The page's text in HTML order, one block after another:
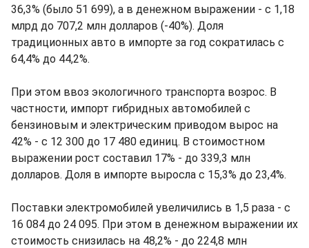
36,3% (было 51 699), а в денежном выражении - с 1,18
млрд до 707,2 млн долларов (-40%). Доля
традиционных авто в импорте за год сократилась с
64,4% до 44,2%.
При этом ввоз экологичного транспорта возрос. В
частности, импорт гибридных автомобилей с
бензиновым и электрическим приводом вырос на
42% - с 12 300 до 17 480 единиц. В стоимостном
выражении рост составил 17% - до 339,3 млн
долларов. Доля в импорте выросла с 15,3% до 23,4%.
Поставки электромобилей увеличились в 1,5 раза - с
16 084 до 24 095. При этом в денежном выражении их
стоимость снизилась на 48,2% - до 224,8 млн